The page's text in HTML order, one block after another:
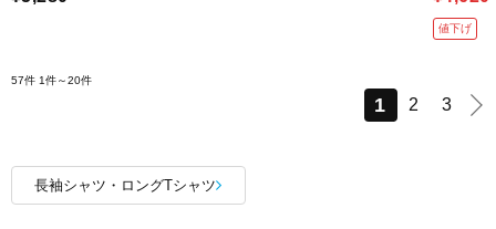
値下げ
57件 1件～20件
1 2 3
長袖シャツ・ロングTシャツ